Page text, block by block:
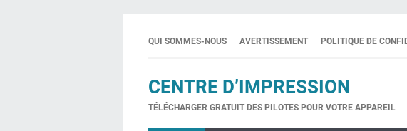
QUI SOMMES-NOUS AVERTISSEMENT POLITIQUE DE
CENTRE D’IMPRESSION
TÉLÉCHARGER GRATUIT DES PILOTES POUR VOTRE APPAREIL